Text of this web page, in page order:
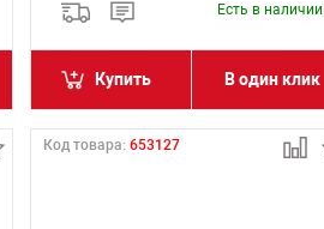
Есть в наличии
Купить В один клик
Код товара: 653127